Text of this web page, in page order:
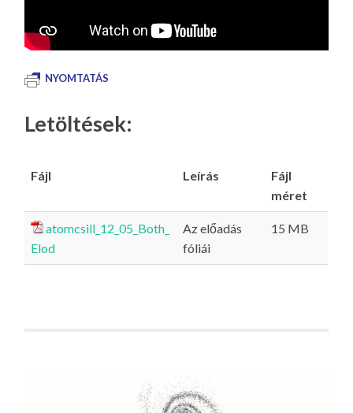
NYOMTATÁS
Letöltések:
Fájl Leírás
Fájl
méret
atomcsill_12_05_Both_
Elod
Az előadás
fóliái
15 MB